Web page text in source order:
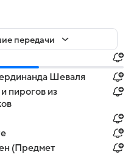
передачи
Шеваля
пирогов из
(Предмет